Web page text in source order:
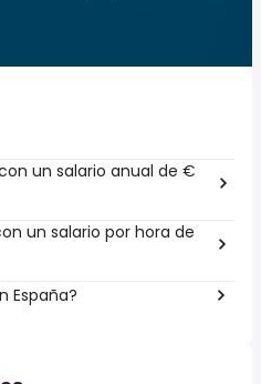
un salario anual de €
un salario por hora de
España?